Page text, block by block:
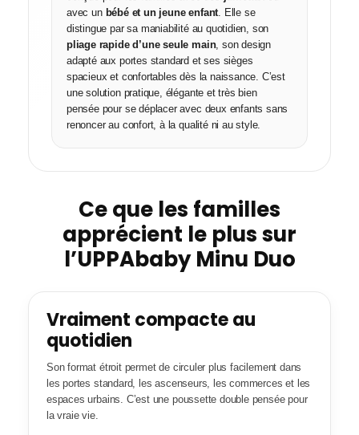
avec un bébé et un jeune enfant. Elle se
distingue par sa maniabilité au quotidien, son
pliage rapide d’une seule main, son design
adapté aux portes standard et ses sièges
spacieux et confortables dès la naissance. C’est
une solution pratique, élégante et très bien
pensée pour se déplacer avec deux enfants sans
renoncer au confort, à la qualité ni au style.
Ce que les familles
apprécient le plus sur
l’UPPAbaby Minu Duo
Vraiment compacte au
quotidien
Son format étroit permet de circuler plus facilement dans
les portes standard, les ascenseurs, les commerces et les
espaces urbains. C’est une poussette double pensée pour
la vraie vie.